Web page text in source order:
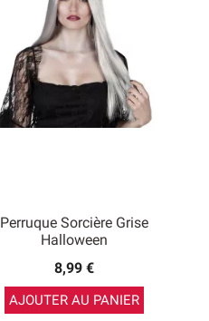
Perruque Sorcière Grise
Halloween
8,99 €
AJOUTER AU PANIER